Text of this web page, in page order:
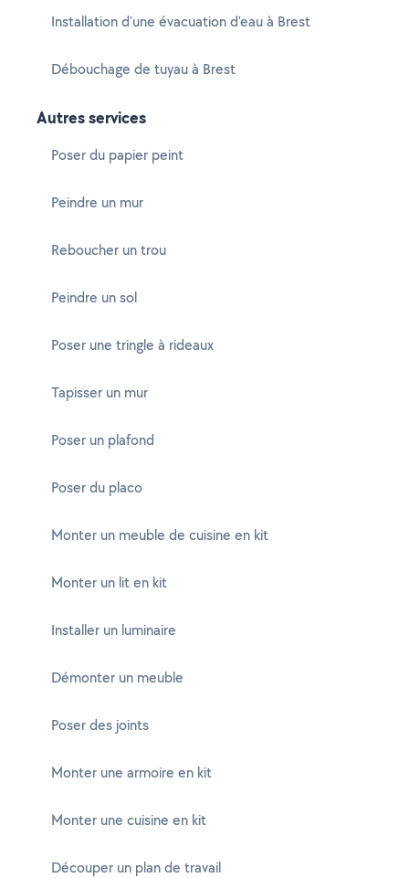
Installation d'une évacuation d'eau à Brest
Débouchage de tuyau à Brest
Autres services
Poser du papier peint
Peindre un mur
Reboucher un trou
Peindre un sol
Poser une tringle à rideaux
Tapisser un mur
Poser un plafond
Poser du placo
Monter un meuble de cuisine en kit
Monter un lit en kit
Installer un luminaire
Démonter un meuble
Poser des joints
Monter une armoire en kit
Monter une cuisine en kit
Découper un plan de travail